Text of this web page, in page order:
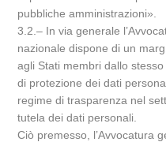
pubbliche amministrazioni».
3.2.– In via generale
nazionale dispone di un
agli Stati membri dallo
di protezione dei dati
regime di trasparenza nel
tutela dei dati personali.
Ciò premesso, l’Avvocatura